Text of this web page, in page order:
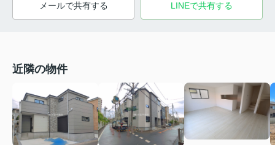
メールで共有する LINEで共有する
近隣の物件